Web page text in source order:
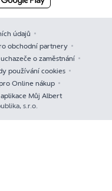
údajů
obchodní partnery
o zaměstnání
používání cookies
Online nákup
Můj Albert
s.r.o.